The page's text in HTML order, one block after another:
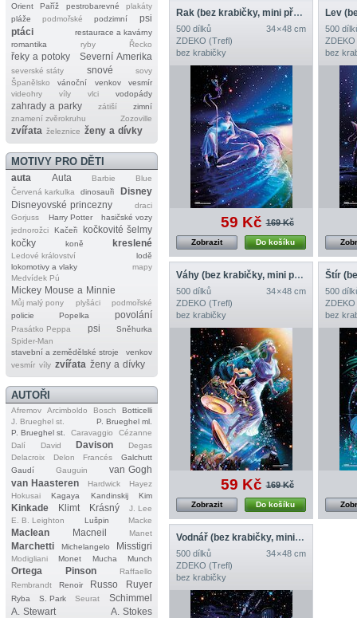
Orient
Paříž pestrobarevné
plakáty
pláže
podmořské podzimní
psi
ptáci
restaurace a kavárny
romantika
ryby Řecko
řeky a potoky Severní Amerika
severské státy snové
sovy
Španělsko
vánoční venkov
vesmír
videohry
víly vlci vodopády
zahrady a parky zátiší
zimní
znamení zvěrokruhu
Zozoville
zvířata železnice ženy a dívky
MOTIVY PRO DĚTI
auta Auta Barbie
Blue
Červená karkulka
dinosauři
Disney
Disneyovské princezny
draci
Gorjuss
Harry Potter
hasičské vozy
jednorožci
Kačeři
kočkovité šelmy
kočky
koně kreslené
Ledové království
lodě
lokomotivy a vlaky
mapy
Medvídek Pú
Mickey Mouse a Minnie
Můj malý pony plyšáci
podmořské
policie
Popelka povolání
Prasátko Peppa psi
Sněhurka
Spider‐Man
stavební a zemědělské stroje
venkov
vesmír víly zvířata ženy a dívky
AUTOŘI
Afremov Arcimboldo Bosch
Botticelli
J. Brueghel st.
P. Brueghel ml.
P. Brueghel st.
Caravaggio
Cézanne
Dalí
David Davison
Degas
Delacroix
Delon Francés
Galchutt
Gaudí
Gauguin
van Gogh
van Haasteren
Hardwick
Hayez
Hokusai
Kagaya Kandinskij Kim
Kinkade Klimt Krásný
J. Lee
E. B. Leighton
Lušpin Macke
Maclean Macneil Manet
Marchetti Michelangelo Misstigri
Modigliani Monet Mucha Munch
Ortega Pinson
Raffaello
Rembrandt
Renoir Russo Ruyer
Ryba S. Park Seurat
Schimmel
A. Stewart
A. Stokes
Rak (bez krabičky, mini předloha)
500 dílků
34 × 48 cm
ZDEKO (Trefl)
bez krabičky
59 Kč 169 Kč
Do košíku
Zobrazit
500
bez
Váhy (bez krabičky, mini předloha)
500 dílků
34 × 48 cm
ZDEKO (Trefl)
bez krabičky
59 Kč 169 Kč
Do košíku
Zobrazit
500
bez
Vodnář (bez krabičky, mini předloha)
500 dílků
34 × 48 cm
ZDEKO (Trefl)
bez krabičky